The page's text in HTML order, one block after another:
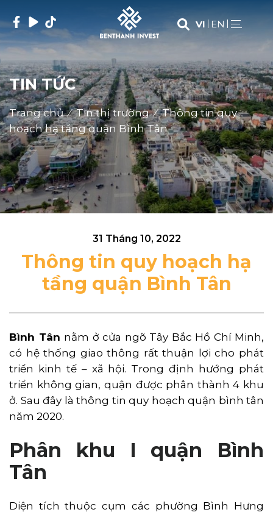
to
content
(Press
Enter)
VI EN
TIN TỨC
Trang chủ ⁄ Tin thị trường ⁄ Thông tin quy
hoạch hạ tầng quận Bình Tân
31 Tháng 10, 2022
Thông tin quy hoạch hạ
tầng quận Bình Tân
Bình Tân nằm ở cửa ngõ Tây Bắc Hồ Chí Minh,
có hệ thống giao thông rất thuận lợi cho phát
triển kinh tế – xã hội. Trong định hướng phát
triển không gian, quận được phân thành 4 khu
ở. Sau đây là thông tin quy hoạch quận bình tân
năm 2020.
Phân khu I quận Bình
Tân
Diện tích thuộc cụm các phường Bình Hưng